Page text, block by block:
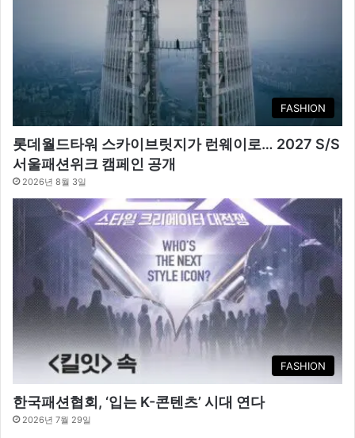
FASHION
롯데월드타워 스카이브릿지가 런웨이로… 2027 S/S
서울패션위크 캠페인 공개
2026년 8월 3일
FASHION
한국패션협회, ‘입는 K-콘텐츠’ 시대 연다
2026년 7월 29일